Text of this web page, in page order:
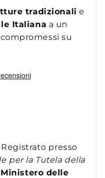
tradizionali e
Italiana a un
su
presso
per la Tutela della
Ministero delle